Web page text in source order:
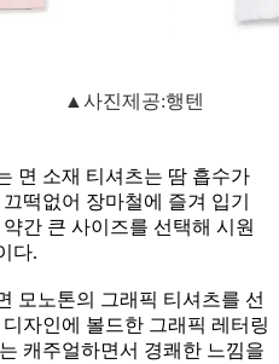
▲사진제공:행텐
면 소재 티셔츠는 땀 흡수가
떡없어 장마철에 즐겨 입기
간 큰 사이즈를 선택해 시원
다.
모노톤의 그래픽 티셔츠를 선
자인에 볼드한 그래픽 레터링
캐주얼하면서 경쾌한 느낌을